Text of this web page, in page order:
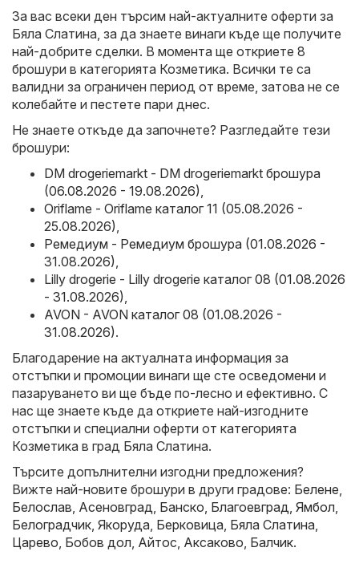
За вас всеки ден търсим най-актуалните оферти за
Бяла Слатина, за да знаете винаги къде ще получите
най-добрите сделки. В момента ще откриете 8
брошури в категорията Козметика. Всички те са
валидни за ограничен период от време, затова не се
колебайте и пестете пари днес.
Не знаете откъде да започнете? Разгледайте тези
брошури:
DM drogeriemarkt - DM drogeriemarkt брошура
(06.08.2026 - 19.08.2026),
Oriflame - Oriflame каталог 11 (05.08.2026 -
25.08.2026),
Ремедиум - Ремедиум брошура (01.08.2026 -
31.08.2026),
Lilly drogerie - Lilly drogerie каталог 08 (01.08.2026
- 31.08.2026),
AVON - AVON каталог 08 (01.08.2026 -
31.08.2026).
Благодарение на актуалната информация за
отстъпки и промоции винаги ще сте осведомени и
пазаруването ви ще бъде по-лесно и ефективно. С
нас ще знаете къде да откриете най-изгодните
отстъпки и специални оферти от категорията
Козметика в град Бяла Слатина.
Търсите допълнителни изгодни предложения?
Вижте най-новите брошури в други градове: Белене,
Белослав, Асеновград, Банско, Благоевград, Ямбол,
Белоградчик, Якоруда, Берковица, Бяла Слатина,
Царево, Бобов дол, Айтос, Аксаково, Балчик.